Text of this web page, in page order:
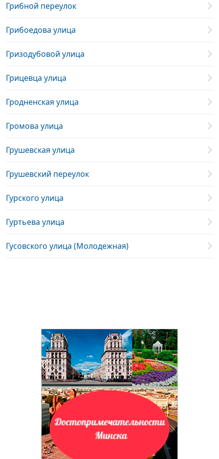
Грибной переулок
Грибоедова улица
Гризодубовой улица
Грицевца улица
Гродненская улица
Громова улица
Грушевская улица
Грушевский переулок
Гурского улица
Гуртьева улица
Гусовского улица (Молодежная)